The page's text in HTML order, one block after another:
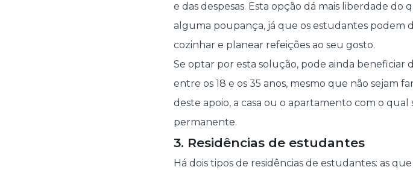
e das despesas. Esta opção dá mais liberdade
alguma poupança, já que os estudantes podem
cozinhar e planear refeições ao seu gosto.
Se optar por esta solução, pode ainda beneficiar
entre os 18 e os 35 anos, mesmo que não sejam
deste apoio, a casa ou o apartamento com o
permanente.
3. Residências de estudantes
Há dois tipos de residências de estudantes: as